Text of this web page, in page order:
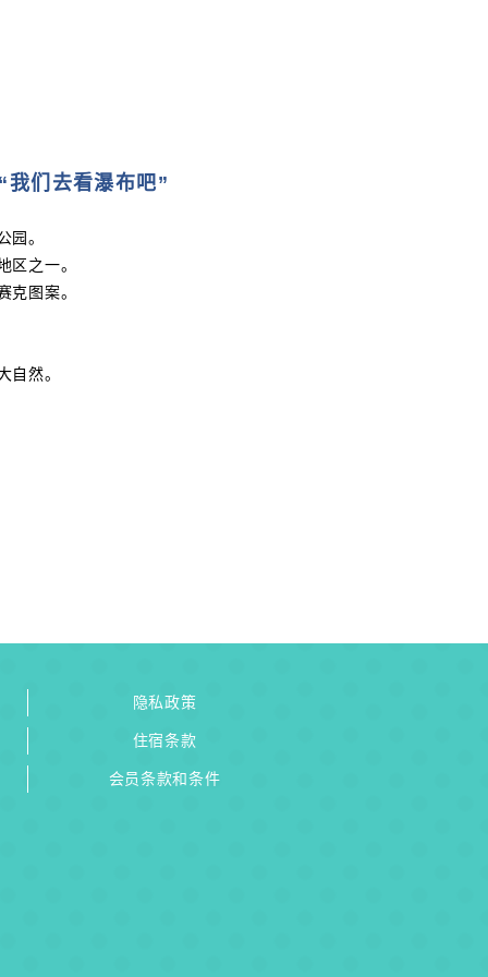
我们去看瀑布吧”
园。
区之一。
克图案。
自然。
隐私政策
住宿条款
会员条款和条件